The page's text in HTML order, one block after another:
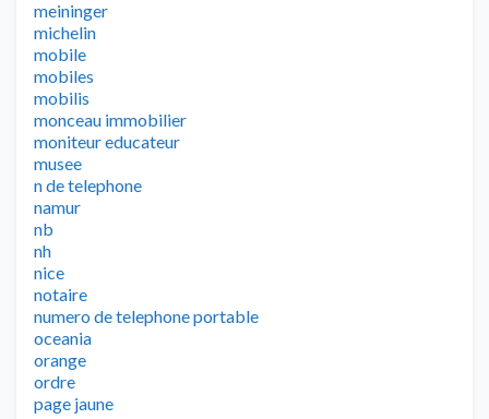
meininger
michelin
mobile
mobiles
mobilis
monceau immobilier
moniteur educateur
musee
n de telephone
namur
nb
nh
nice
notaire
numero de telephone portable
oceania
orange
ordre
page jaune